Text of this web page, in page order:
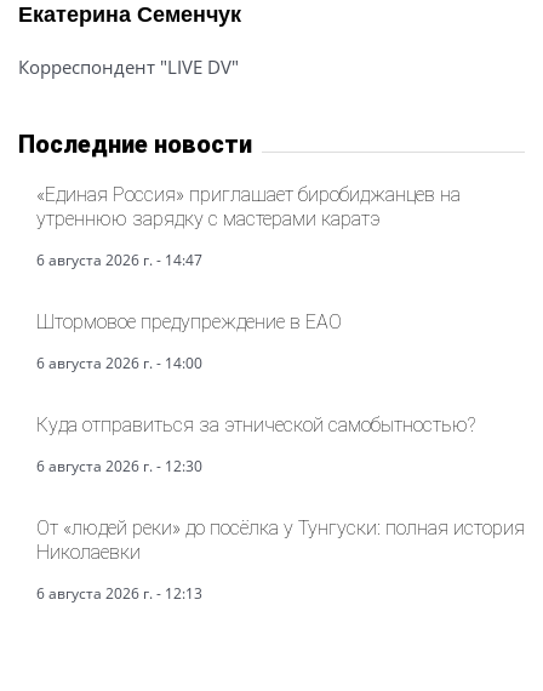
Екатерина Семенчук
Корреспондент "LIVE DV"
Последние новости
«Единая Россия» приглашает биробиджанцев на
утреннюю зарядку с мастерами каратэ
6 августа 2026 г. - 14:47
Штормовое предупреждение в ЕАО
6 августа 2026 г. - 14:00
Куда отправиться за этнической самобытностью?
6 августа 2026 г. - 12:30
От «людей реки» до посёлка у Тунгуски: полная история
Николаевки
6 августа 2026 г. - 12:13